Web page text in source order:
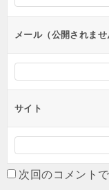
ンメール（公開されませ
サイト
次回のコメント